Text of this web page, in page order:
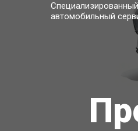
Специализированный
автомобильный